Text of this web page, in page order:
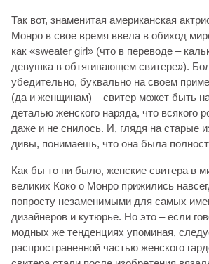
Так вот, знаменитая американская
Монро в свое время ввела в обиход
как «sweater girl» (что в переводе –
девушка в обтягивающем свитере»).
убедительно, буквально на своем
(да и женщинам) – свитер может быть
деталью женского наряда, что всякого
даже и не снилось. И, глядя на старые
дивы, понимаешь, что она была
Как бы то ни было, женские свитера в
великих Коко о Монро прижились
попросту незаменимыми для самых
дизайнеров и кутюрье. Но это – если
модных же тенденциях упоминая,
распространенной частью женского